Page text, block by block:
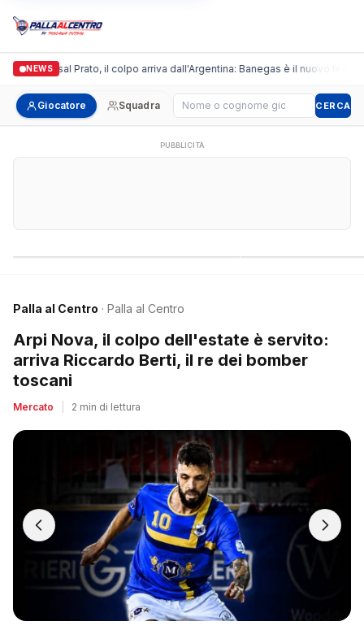
NEWS
Futsal Prato, il colpo arriva dall'Argentina: Banegas è il nuovo leader dei
Giocatore Squadra Cerca giocatore CERCA
PUBBLICITÀ
Palla al Centro · Palla al Centro
Arpi Nova, il colpo dell'estate è servito:
arriva Riccardo Berti, il re dei bomber
toscani
Mercato 2 min di lettura